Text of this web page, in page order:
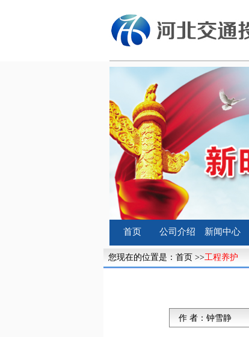
首页 公司介绍 新闻中心
您现在的位置是： 首页 >>工程养护
作 者： 钟雪静